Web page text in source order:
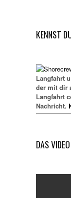
KENNST
Langfahrt
der mit dir
Langfahrt
Nachricht.
DAS